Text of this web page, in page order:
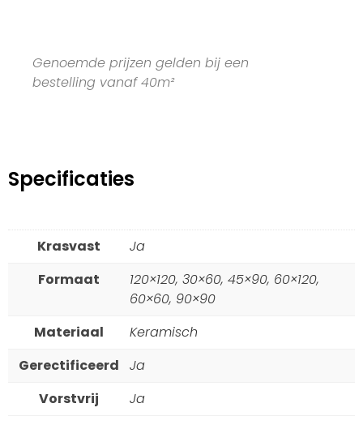
Genoemde prijzen gelden bij een
bestelling vanaf 40m²
Specificaties
Krasvast
Ja
Formaat
120×120, 30×60, 45×90, 60×120,
60×60, 90×90
Materiaal
Keramisch
Gerectificeerd
Ja
Vorstvrij
Ja